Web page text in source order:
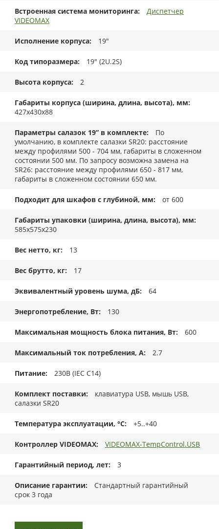
Встроенная система мониторинга
Диспетчер
VIDEOMAX
Исполнение корпуса 19"
Код типоразмера 19" (2U.2S)
Высота корпуса 2
Габариты корпуса (ширина, длина, высота), мм
427x430x88
Параметры салазок 19” в комплекте
По
умолчанию, в комплекте салазки SR20: расстояние
между профилями 500 - 704 мм, габариты в сложенном
состоянии 500 мм. По запросу возможна замена на
SR26: расстояние между профилями 650 - 817 мм,
габариты в сложенном состоянии 650 мм.
Подходит для шкафов с глубиной, мм от 600
Габариты упаковки (ширина, длина, высота), мм
585x575x230
Вес нетто, кг 13
Вес брутто, кг 17
Эквивалентный уровень шума, дБ 64
Энергопотребление, Вт 130
Максимальная мощность блока питания, Вт 600
Максимальный ток потребления, А 2.7
Питание 230В (IEC C14)
Комплект поставки
клавиатура USB, мышь USB,
салазки SR20
Температура эксплуатации, °C +5..+40
Контроллер VIDEOMAX VIDEOMAX-TempControl.USB
Гарантийный период, лет 3
Описание гарантии
Стандартный гарантийный
срок 3 года